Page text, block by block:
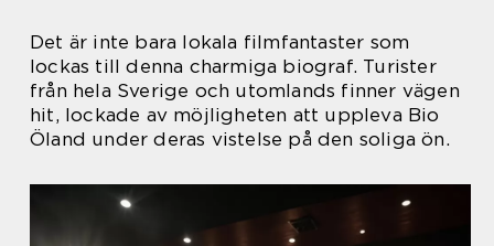
Det är inte bara lokala filmfantaster som
lockas till denna charmiga biograf. Turister
från hela Sverige och utomlands finner vägen
hit, lockade av möjligheten att uppleva Bio
Öland under deras vistelse på den soliga ön.